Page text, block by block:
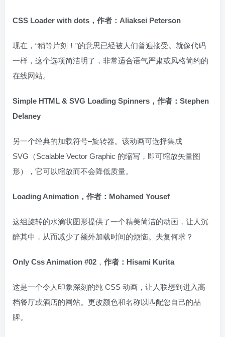
CSS Loader with dots， 作者：Aliaksei Peterson
现在，“稍等片刻！”的意思已经被人们普遍接受。就像代码
一样，这个选项简洁明了，非常适合语气严肃或风格简约的
在线网站。
Simple HTML & SVG Loading Spinners，作者：Stephen
Delaney
另一个经典的加载符号–旋转器。该动画可选择集成
SVG（Scalable Vector Graphic 的缩写，即可缩放矢量图
形），它可以缩放而不会降低质量。
Loading Animation，作者：Mohamed Yousef
这组旋转的水滴状图形提供了一个精美简洁的动画，让人沉
醉其中，从而减少了额外加载时间的烦恼。夫复何求？
Only Css Animation #02 ， 作者：Hisami Kurita
这是一个令人印象深刻的纯 CSS 动画，让人联想到进入高
档餐厅或酒店的网站。更改颜色和名称以匹配您自己的品
牌。